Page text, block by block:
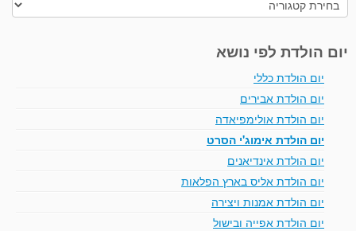
יום הולדת לפי נושא
יום הולדת כללי
יום הולדת אבירים
יום הולדת אולימפיאדה
יום הולדת אימוג'י הסרט
יום הולדת אינדיאנים
יום הולדת אליס בארץ הפלאות
יום הולדת אמנות ויצירה
יום הולדת אפייה ובישול